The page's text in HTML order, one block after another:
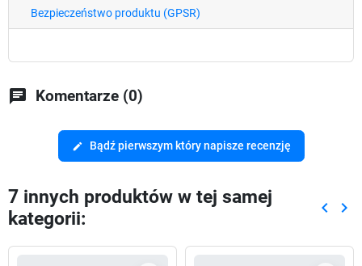
Bezpieczeństwo produktu (GPSR)
chat Komentarze (0)
edit Bądź pierwszym który napisze recenzję
7 innych produktów w tej samej
kategorii:
keyboard_arrow_left keyboard_arrow_right